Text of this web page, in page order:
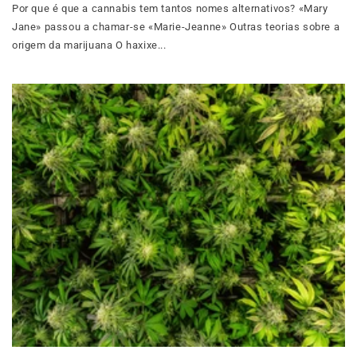
Por que é que a cannabis tem tantos nomes alternativos? «Mary
Jane» passou a chamar-se «Marie-Jeanne» Outras teorias sobre a
origem da marijuana O haxixe...